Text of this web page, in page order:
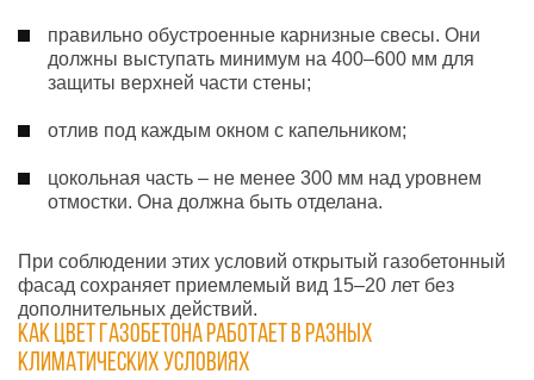
правильно обустроенные карнизные свесы. Они
должны выступать минимум на 400–600 мм для
защиты верхней части стены;
отлив под каждым окном с капельником;
цокольная часть – не менее 300 мм над уровнем
отмостки. Она должна быть отделана.
При соблюдении этих условий открытый газобетонный
фасад сохраняет приемлемый вид 15–20 лет без
дополнительных действий.
Как цвет газобетона работает в разных
климатических условиях